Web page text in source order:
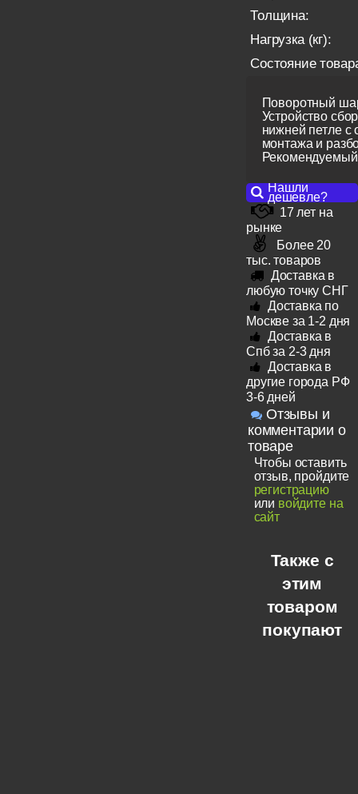
Толщина:
Нагрузка (кг):
Состояние
Поворотный
Устройство
нижней петле
монтажа и
Рекомендуемый
Нашли
дешевле?
17 лет на
рынке
Более 20
тыс. товаров
Доставка в
любую точку СНГ
Доставка по
Москве за 1-2 дня
Доставка в
Спб за 2-3 дня
Доставка в
другие города РФ
3-6 дней
Отзывы и
комментарии о
товаре
Чтобы оставить
отзыв, пройдите
регистрацию
или войдите на
сайт
Также с
этим
товаром
покупают